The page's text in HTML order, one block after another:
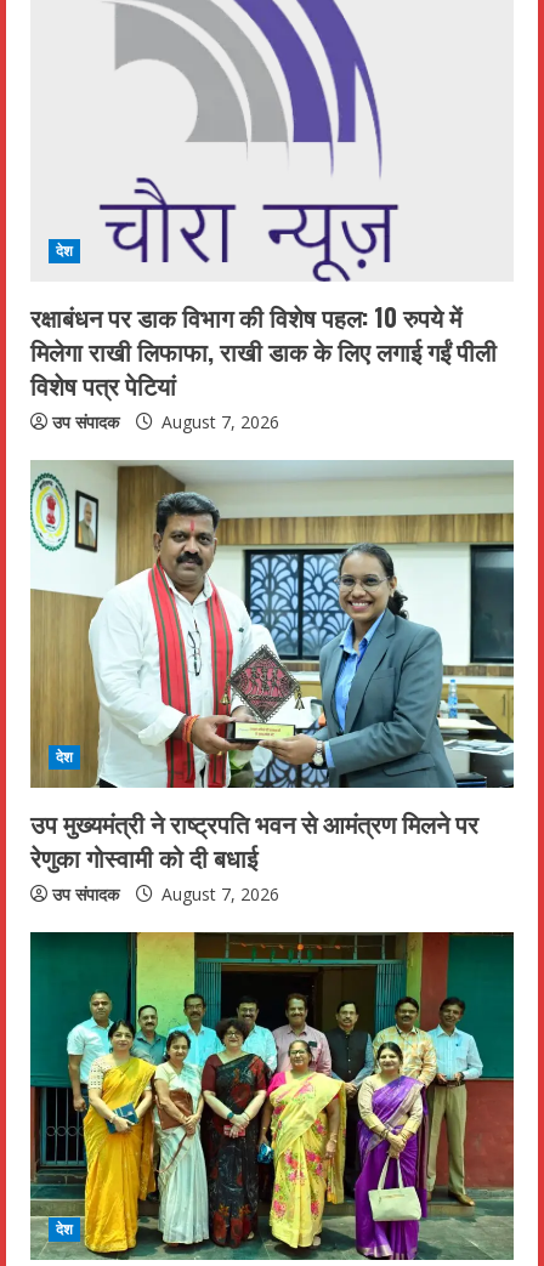
n
g
देश
रक्षाबंधन पर डाक विभाग की विशेष पहल: 10 रुपये में
मिलेगा राखी लिफाफा, राखी डाक के लिए लगाई गईं पीली
विशेष पत्र पेटियां
उप संपादक August 7, 2026
देश
उप मुख्यमंत्री ने राष्ट्रपति भवन से आमंत्रण मिलने पर
रेणुका गोस्वामी को दी बधाई
उप संपादक August 7, 2026
देश